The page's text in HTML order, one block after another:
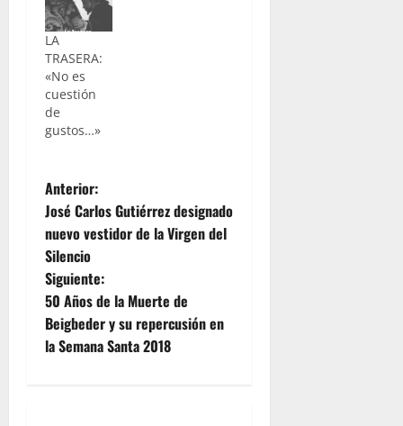
LA
TRASERA:
«No es
cuestión
de
gustos…»
N
a
v
e
g
Anterior:
José Carlos Gutiérrez designado
nuevo vestidor de la Virgen del
Silencio
Siguiente:
50 Años de la Muerte de
Beigbeder y su repercusión en
la Semana Santa 2018